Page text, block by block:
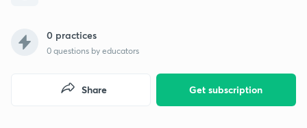
0 practices
0 questions by educators
Get subscription
Share